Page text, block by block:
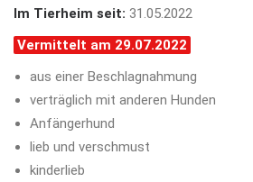
Im Tierheim seit: 31.05.2022
Vermittelt am 29.07.2022
aus einer Beschlagnahmung
verträglich mit anderen Hunden
Anfängerhund
lieb und verschmust
kinderlieb